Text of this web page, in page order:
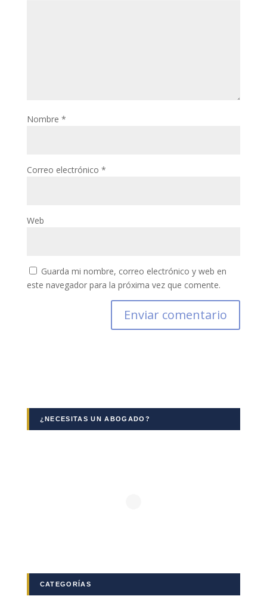
Nombre *
Correo electrónico *
Web
Guarda mi nombre, correo electrónico y web en
este navegador para la próxima vez que comente.
¿NECESITAS UN ABOGADO?
CATEGORÍAS